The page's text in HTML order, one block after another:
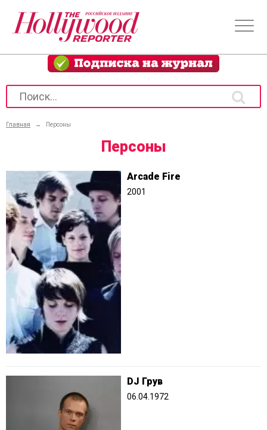
Главная → Персоны
Персоны
Arcade Fire
2001
DJ Грув
06.04.1972